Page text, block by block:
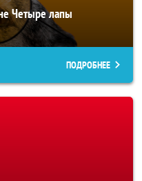
Четыре лапы
ПОДРОБНЕЕ